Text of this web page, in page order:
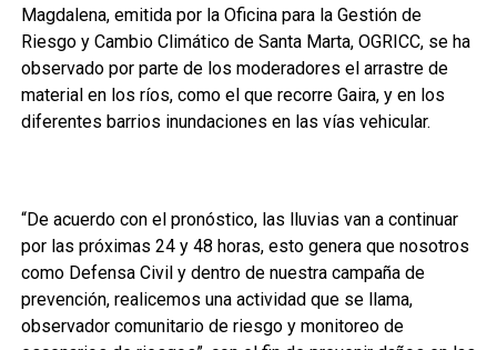
Magdalena, emitida por la Oficina para la Gestión de
Riesgo y Cambio Climático de Santa Marta, OGRICC, se ha
observado por parte de los moderadores el arrastre de
material en los ríos, como el que recorre Gaira, y en los
diferentes barrios inundaciones en las vías vehicular.
“De acuerdo con el pronóstico, las lluvias van a continuar
por las próximas 24 y 48 horas, esto genera que nosotros
como Defensa Civil y dentro de nuestra campaña de
prevención, realicemos una actividad que se llama,
observador comunitario de riesgo y monitoreo de